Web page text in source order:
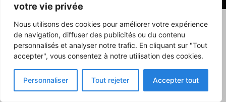
votre vie privée
Nous utilisons des cookies pour améliorer votre expérience
de navigation, diffuser des publicités ou du contenu
personnalisés et analyser notre trafic. En cliquant sur "Tout
accepter", vous consentez à notre utilisation des cookies.
Personnaliser Tout rejeter Accepter tout